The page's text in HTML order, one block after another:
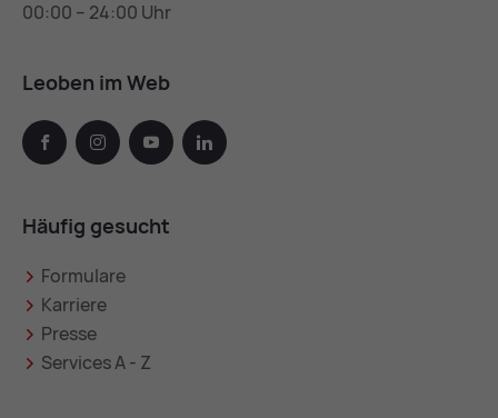
00:00 – 24:00 Uhr
Leoben im Web
facebook instagramyoutube linkedin
Häufig gesucht
Formulare
Karriere
Presse
Services A - Z